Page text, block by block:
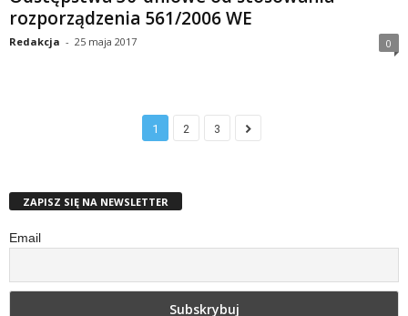
rozporządzenia 561/2006 WE
Redakcja - 25 maja 2017 0
1 2 3
ZAPISZ SIĘ NA NEWSLETTER
Email